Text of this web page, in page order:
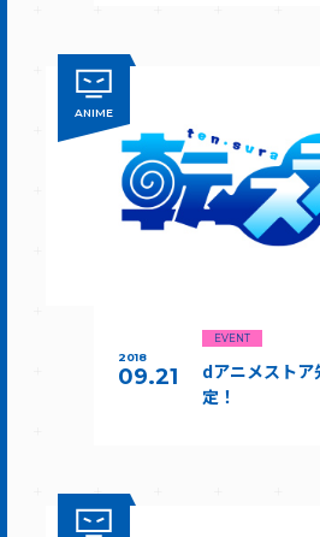
ANIME
2018
09.21
EVENT
dアニメストア
定！